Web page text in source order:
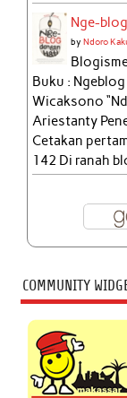
Nge-
byNdoro
Buku :
Wicaksono
Ariestanty
Cetakan
142 Di ranah
COMMUNITY